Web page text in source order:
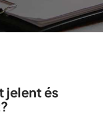
jelent és